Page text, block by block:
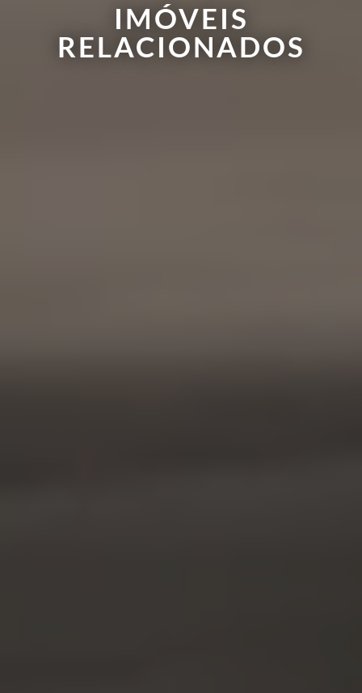
IMÓVEIS
RELACIONADOS